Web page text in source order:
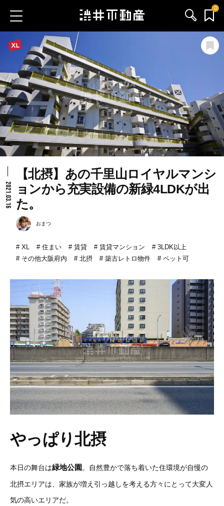
0
お気に入り物件
ブログ
サービス内容
渋井不動産のメンバー
会社情報
2021.03.16
【北摂】あの千里山ロイヤルマンシ
ョンから充実設備の新緑4LDKが出
た。
おまつ
XL 住まい 賃貸 賃貸マンション
3LDK以上
その他大阪府内
北摂 築古レトロ物件 ペット可
やっぱり北摂
本日の舞台は緑地公園 。自然豊かで落ち着いた住環境が自慢の
北摂エリアは、家族が増え引っ越しを考える方々にとって大変人
気の高いエリアだ。